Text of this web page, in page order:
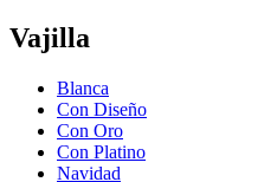
Vajilla
Blanca
Con Diseño
Con Oro
Con Platino
Navidad